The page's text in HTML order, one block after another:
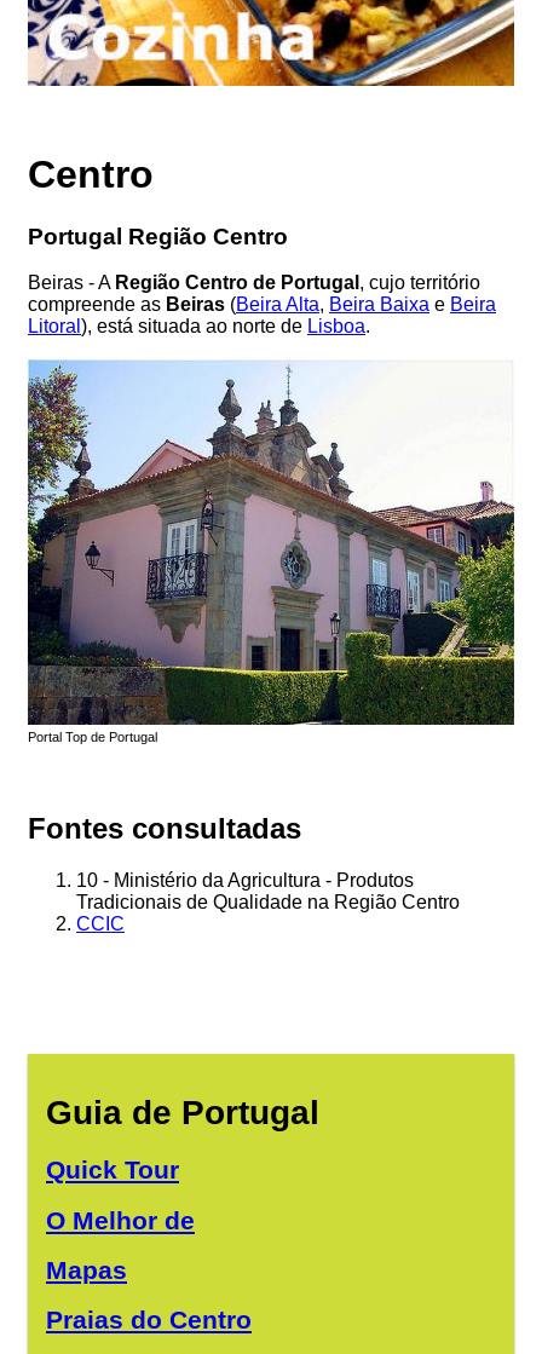
Centro
Portugal Região Centro
Beiras - A Região Centro de Portugal , cujo território
compreende as Beiras (Beira Alta, Beira Baixa e Beira
Litoral ), está situada ao norte de Lisboa.
Portal Top de Portugal
Fontes consultadas
10 - Ministério da Agricultura - Produtos
Tradicionais de Qualidade na Região Centro
CCIC
Guia de Portugal
Quick Tour
O Melhor de
Mapas
Praias do Centro